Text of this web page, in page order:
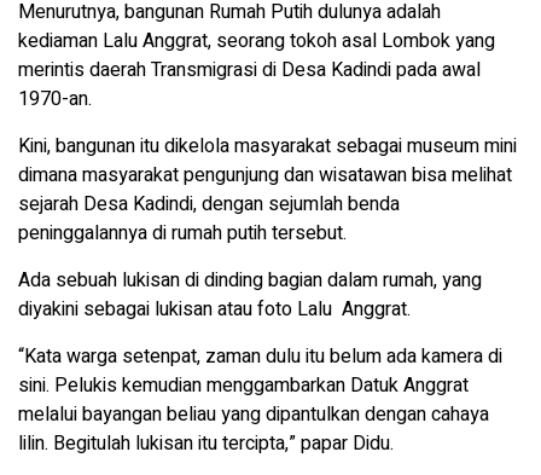
Menurutnya, bangunan Rumah Putih dulunya adalah
kediaman Lalu Anggrat, seorang tokoh asal Lombok yang
merintis daerah Transmigrasi di Desa Kadindi pada awal
1970-an.
Kini, bangunan itu dikelola masyarakat sebagai museum mini
dimana masyarakat pengunjung dan wisatawan bisa melihat
sejarah Desa Kadindi, dengan sejumlah benda
peninggalannya di rumah putih tersebut.
Ada sebuah lukisan di dinding bagian dalam rumah, yang
diyakini sebagai lukisan atau foto Lalu Anggrat.
“Kata warga setenpat, zaman dulu itu belum ada kamera di
sini. Pelukis kemudian menggambarkan Datuk Anggrat
melalui bayangan beliau yang dipantulkan dengan cahaya
lilin. Begitulah lukisan itu tercipta,” papar Didu.